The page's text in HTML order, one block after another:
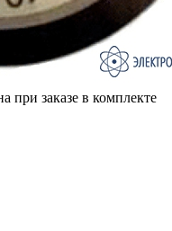
при заказе в комплекте